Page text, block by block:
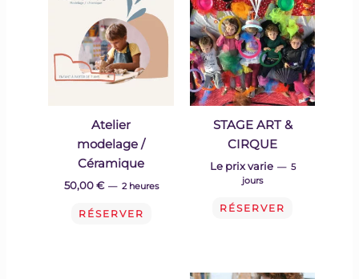
Atelier
modelage /
Céramique
50,00€ 2 heures
RÉSERVER
STAGE ART &
CIRQUE
Le prix varie
5
jours
RÉSERVER